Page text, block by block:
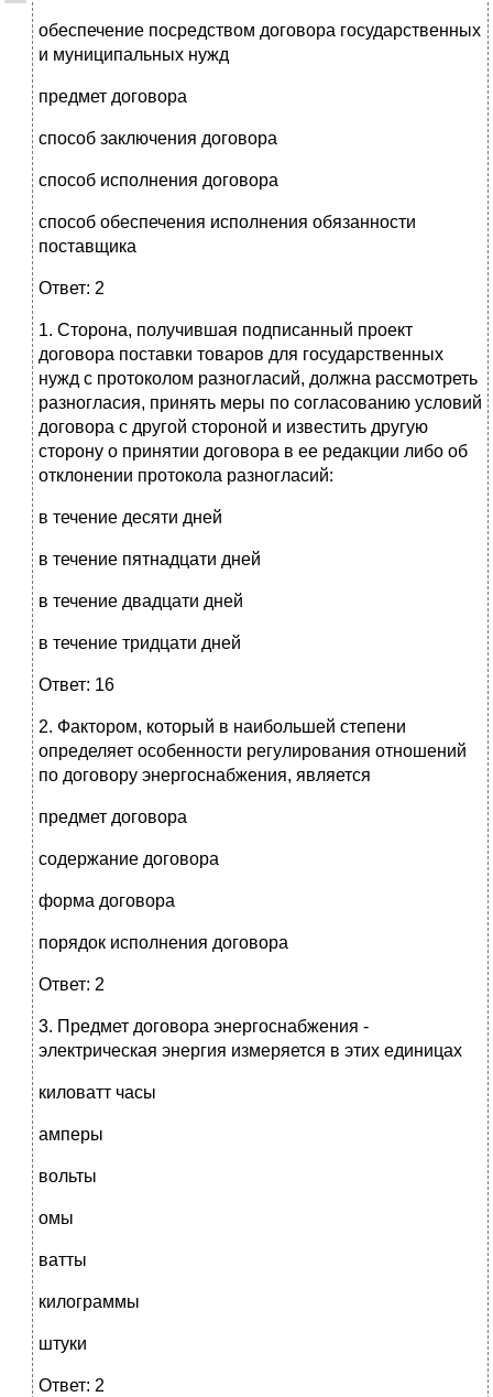
обеспечение посредством договора государственных
и муниципальных нужд
предмет договора
способ заключения договора
способ исполнения договора
способ обеспечения исполнения обязанности
поставщика
Ответ: 2
1. Сторона, получившая подписанный проект
договора поставки товаров для государственных
нужд с протоколом разногласий, должна рассмотреть
разногласия, принять меры по согласованию условий
договора с другой стороной и известить другую
сторону о принятии договора в ее редакции либо об
отклонении протокола разногласий:
в течение десяти дней
в течение пятнадцати дней
в течение двадцати дней
в течение тридцати дней
Ответ: 16
2. Фактором, который в наибольшей степени
определяет особенности регулирования отношений
по договору энергоснабжения, является
предмет договора
содержание договора
форма договора
порядок исполнения договора
Ответ: 2
3. Предмет договора энергоснабжения -
электрическая энергия измеряется в этих единицах
киловатт часы
амперы
вольты
омы
ватты
килограммы
штуки
Ответ: 2